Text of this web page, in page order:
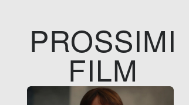
PROSSIMI
FILM